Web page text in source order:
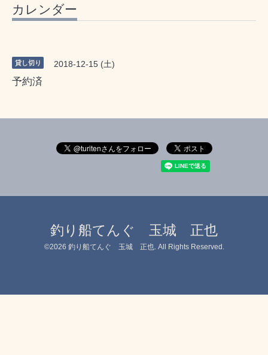
カレンダー
貸し切り 2018-12-15 (土)
予約済
釣り船てんぐ 玉城 正也
©2026 釣り船てんぐ 玉城 正也. All Rights Reserved.